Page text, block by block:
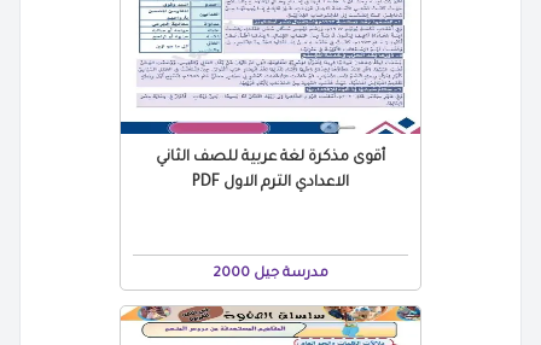
أقوى مذكرة لغة عربية للصف الثاني
الاعدادي الترم الاول PDF
مدرسة جيل 2000